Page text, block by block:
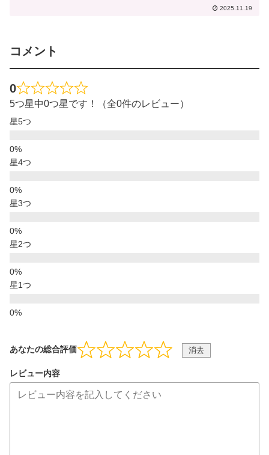
2025.11.19
コメント
0
5つ星中0つ星です！（全0件のレビュー）
星5つ
星4つ
星3つ
星2つ
星1つ
あなたの総合評価 消去
レビュー内容